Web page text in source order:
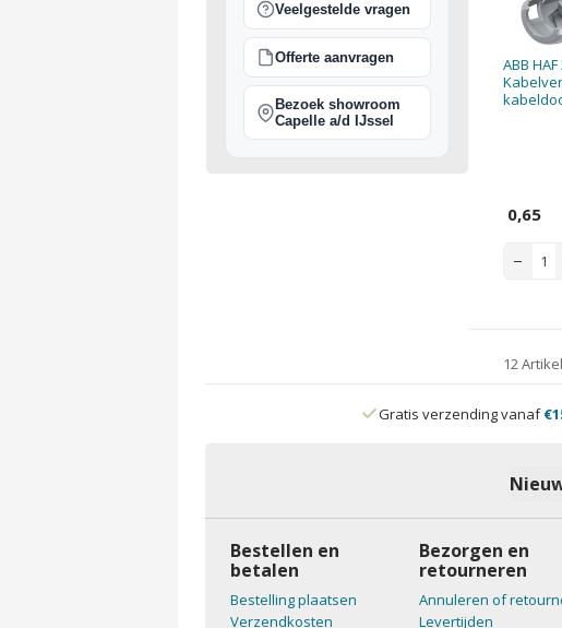
ABB
0,65
−
12
Veelgestelde vragen
Offerte aanvragen
Bezoek showroom
Capelle a/d IJssel
Gratis verzending vanaf
Bestellen en
betalen
Bestelling plaatsen
Verzendkosten
Bezorgen en
retourneren
Annuleren of
Levertijden